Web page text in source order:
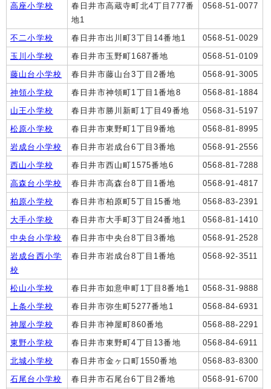
高座小学校
春日井市高蔵寺町北4丁目777番
地1
0568-51-0077
不二小学校 春日井市出川町3丁目14番地1
0568-51-0029
玉川小学校
春日井市玉野町1687番地
0568-51-0109
藤山台小学校
春日井市藤山台3丁目2番地
0568-91-3005
神領小学校
春日井市神領町1丁目1番地8
0568-81-1884
山王小学校
春日井市勝川新町1丁目49番地
0568-31-5197
松原小学校
春日井市東野町1丁目9番地
0568-81-8995
岩成台小学校
春日井市岩成台6丁目3番地
0568-91-2556
西山小学校
春日井市西山町1575番地6
0568-81-7288
高森台小学校
春日井市高森台8丁目1番地
0568-91-4817
柏原小学校
春日井市柏原町5丁目15番地
0568-83-2391
大手小学校
春日井市大手町3丁目24番地1
0568-81-1410
中央台小学校
春日井市中央台8丁目3番地
0568-91-2528
岩成台西小学
校
春日井市岩成台8丁目1番地 0568-92-3511
松山小学校 春日井市如意申町1丁目8番地1
0568-31-9888
上条小学校
春日井市弥生町5277番地1
0568-84-6931
神屋小学校
春日井市神屋町860番地
0568-88-2291
東野小学校
春日井市東野町4丁目13番地
0568-84-6911
北城小学校
春日井市金ヶ口町1550番地
0568-83-8300
石尾台小学校
春日井市石尾台6丁目2番地
0568-91-6700